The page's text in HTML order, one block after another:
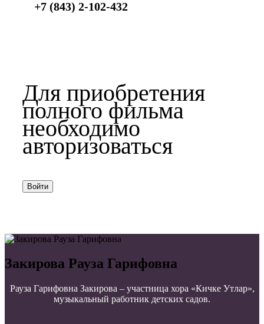
+7 (843) 2-102-432
Для приобретения
полного фильма
необходимо
авторизоваться
Войти
Закирова Рауза Гарифовна
Рауза Гарифовна Закирова – участница хора «Кичке Утлар»,
музыкальный работник детских садов.